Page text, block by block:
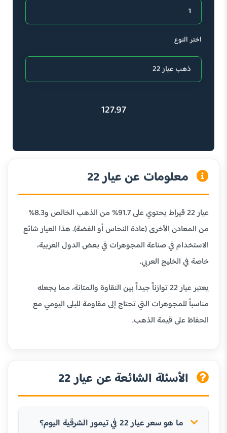
اختر النوع
127.97
معلومات عن عيار 22
عيار 22 قيراط يحتوي على 91.7% من الذهب الخالص و8.3%
من المعادن الأخرى (عادة النحاس أو الفضة). هذا العيار شائع
الاستخدام في صناعة المجوهرات في بعض الدول العربية،
خاصة في الخليج العربي.
يعتبر عيار 22 توازناً جيداً بين النقاوة والمتانة، مما يجعله
مناسباً للمجوهرات التي تحتاج إلى مقاومة للبلى اليومي مع
الحفاظ على قيمة الذهب.
الأسئلة الشائعة عن عيار 22
ما هو سعر عيار 22 في تيمور الشرقية اليوم؟